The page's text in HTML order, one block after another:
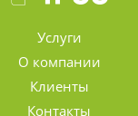
Услуги
О компании
Клиенты
Контакты